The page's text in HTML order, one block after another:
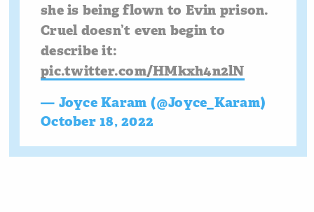
she is being flown to Evin prison.
Cruel doesn’t even begin to
describe it:
pic.twitter.com/HMkxh4n2lN
— Joyce Karam (@Joyce_Karam)
October 18, 2022